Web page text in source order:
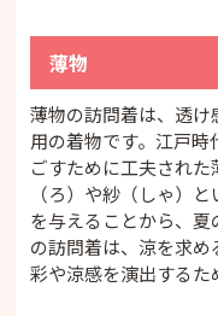
薄物
薄物の訪問着は、透
用の着物です。江戸
ごすために工夫され
（ろ）や紗（しゃ）
を与えることから、
の訪問着は、涼を求
彩や涼感を演出するた